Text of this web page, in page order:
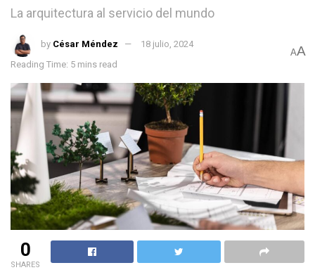
La arquitectura al servicio del mundo
by César Méndez
18 julio, 2024
Reading Time: 5 mins read
AA
0
SHARES